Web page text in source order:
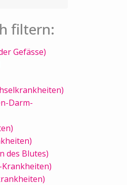
filtern:
Gefässe)
Darm-
des Blutes)